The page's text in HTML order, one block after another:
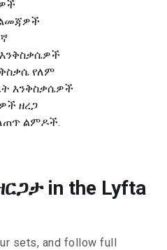
የለም
እንቅስቃሴዎች
ዘረጋ
ልምዶች.
in the Lyfta
sets, and follow full